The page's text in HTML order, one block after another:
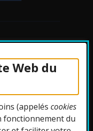
Web du
(appeléscookies
fonctionnement du